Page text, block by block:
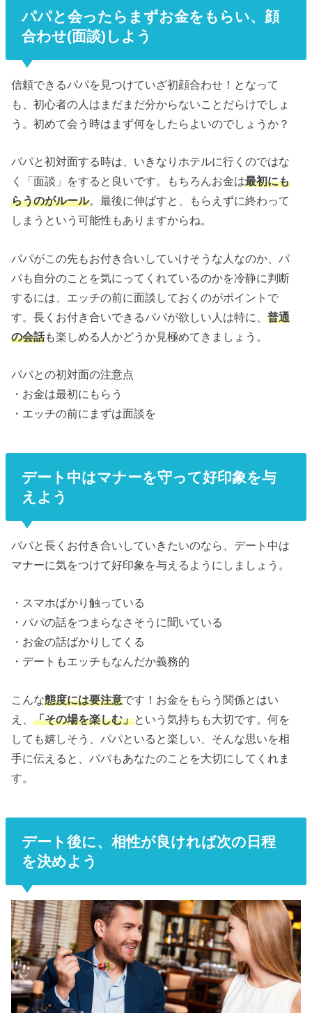
パパと会ったらまずお金をもらい、顔
合わせ(面談)しよう
信頼できるパパを見つけていざ初顔合わせ！となって
も、初心者の人はまだまだ分からないことだらけでしょ
う。初めて会う時はまず何をしたらよいのでしょうか？
パパと初対面する時は、いきなりホテルに行くのではな
く「面談」をすると良いです。もちろんお金は最初にも
らうのがルール。最後に伸ばすと、もらえずに終わって
しまうという可能性もありますからね。
パパがこの先もお付き合いしていけそうな人なのか、パ
パも自分のことを気にってくれているのかを冷静に判断
するには、エッチの前に面談しておくのがポイントで
す。長くお付き合いできるパパが欲しい人は特に、普通
の会話も楽しめる人かどうか見極めてきましょう。
パパとの初対面の注意点
・お金は最初にもらう
・エッチの前にまずは面談を
デート中はマナーを守って好印象を与
えよう
パパと長くお付き合いしていきたいのなら、デート中は
マナーに気をつけて好印象を与えるようにしましょう。
・スマホばかり触っている
・パパの話をつまらなさそうに聞いている
・お金の話ばかりしてくる
・デートもエッチもなんだか義務的
こんな態度には要注意です！お金をもらう関係とはい
え、「その場を楽しむ」という気持ちも大切です。何を
しても嬉しそう、パパといると楽しい、そんな思いを相
手に伝えると、パパもあなたのことを大切にしてくれま
す。
デート後に、相性が良ければ次の日程
を決めよう